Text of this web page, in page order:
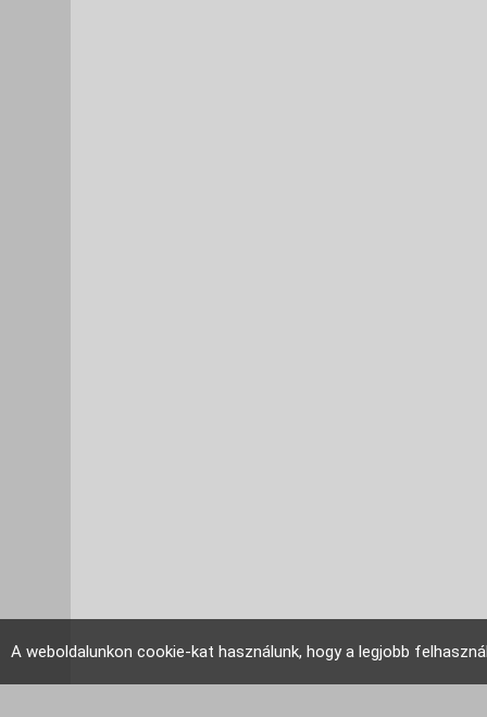
A weboldalunkon cookie-kat használunk, hogy a legjobb